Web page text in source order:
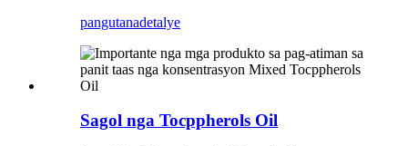
pangutanadetalye
Sagol nga Tocppherols Oil